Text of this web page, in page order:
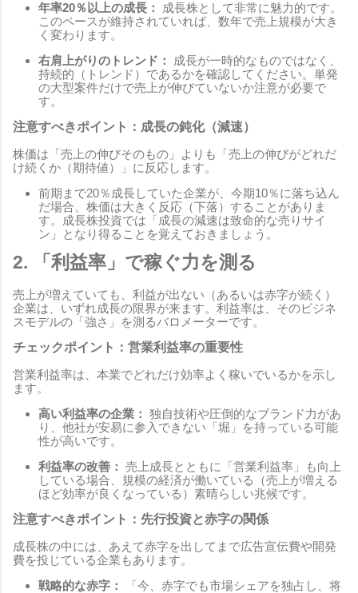
年率20％以上の成長：
成長株として非常に魅力的です。
このペースが維持されていれば、数年で売上規模が大き
く変わります。
右肩上がりのトレンド：
成長が一時的なものではなく、
持続的（トレンド）であるかを確認してください。単発
の大型案件だけで売上が伸びていないか注意が必要で
す。
注意すべきポイント：成長の鈍化（減速）
株価は「売上の伸びそのもの」よりも「売上の伸びがどれだ
け続くか（期待値）」に反応します。
前期まで20％成長していた企業が、今期10％に落ち込ん
だ場合、株価は大きく反応（下落）することがありま
す。成長株投資では「成長の減速は致命的な売りサイ
ン」となり得ることを覚えておきましょう。
2. 「利益率」で稼ぐ力を測る
売上が増えていても、利益が出ない（あるいは赤字が続く）
企業は、いずれ成長の限界が来ます。利益率は、そのビジネ
スモデルの「強さ」を測るバロメーターです。
チェックポイント：営業利益率の重要性
営業利益率は、本業でどれだけ効率よく稼いでいるかを示し
ます。
高い利益率の企業： 独自技術や圧倒的なブランド力があ
り、他社が安易に参入できない「堀」を持っている可能
性が高いです。
利益率の改善： 売上成長とともに「営業利益率」も向上
している場合、規模の経済が働いている（売上が増える
ほど効率が良くなっている）素晴らしい兆候です。
注意すべきポイント：先行投資と赤字の関係
成長株の中には、あえて赤字を出してまで広告宣伝費や開発
費を投じている企業もあります。
戦略的な赤字：
「今、赤字でも市場シェアを独占し、将